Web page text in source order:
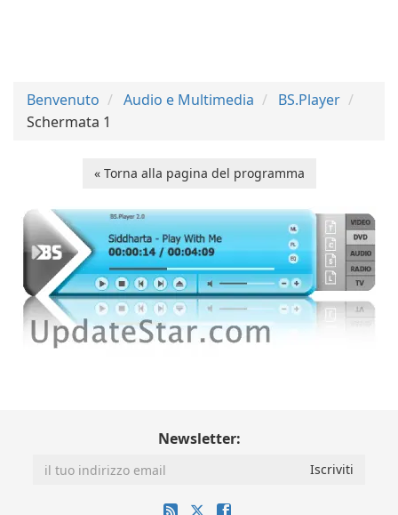
Benvenuto Audio e Multimedia
BS.Player
Schermata 1
« Torna alla pagina del programma
Newsletter: